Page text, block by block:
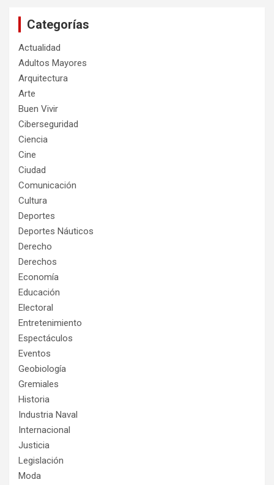
Categorías
Actualidad
Adultos Mayores
Arquitectura
Arte
Buen Vivir
Ciberseguridad
Ciencia
Cine
Ciudad
Comunicación
Cultura
Deportes
Deportes Náuticos
Derecho
Derechos
Economía
Educación
Electoral
Entretenimiento
Espectáculos
Eventos
Geobiología
Gremiales
Historia
Industria Naval
Internacional
Justicia
Legislación
Moda